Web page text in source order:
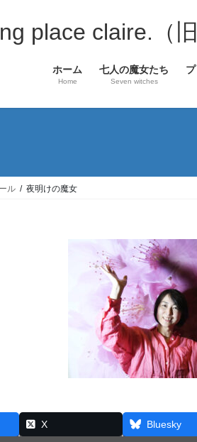
place claire.（
ホーム
Home
七人の魔女たち
Seven witches
ル 夜明けの魔女
X Bluesky